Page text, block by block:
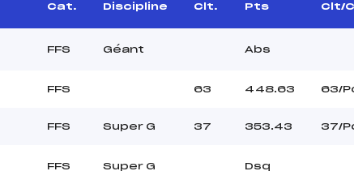
Cat. Discipline Clt. Pts Clt/
FFS Géant Abs
FFS 63 448.63 63/
FFS Super G 37 353.43 37/
FFS Super G Dsq